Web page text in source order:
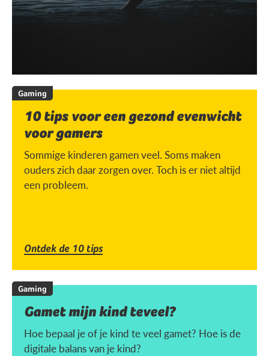
Gaming
10 tips voor een gezond evenwicht
voor gamers
Sommige kinderen gamen veel. Soms maken
ouders zich daar zorgen over. Toch is er niet altijd
een probleem.
Ontdek de 10 tips
Gaming
Gamet mijn kind teveel?
Hoe bepaal je of je kind te veel gamet? Hoe is de
digitale balans van je kind?